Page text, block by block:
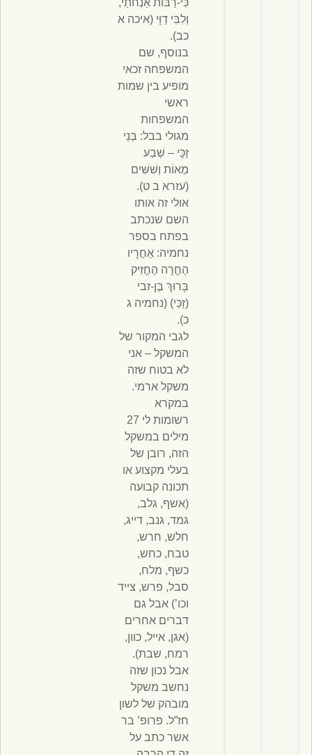
וְלִבִּי דַוָּי (איכה א
כב).
בנוסף, שם
המשפחה זכאי
מופיע בין שמות
ראשי
המשפחות
מגולי בבל: בְּנֵי
זַכָּי – שְׁבַע
מֵאוֹת וְשִׁשִּׁים
(עזרא ב ט).
אולי זה אותו
השם שנכתב
בפתח בספר
נחמיה: אַחֲרָיו
הֶחֱרָה הֶחֱזִיק
בָּרוּךְ בֶּן-זבי
(זַכַּי) (נחמיה ג
כ).
לגבי המקור של
המשקל – אני
לא בטוח שזה
משקל ארמי.
במקרא
רשומות לי 27
מילים במשקל
הזה, רובן של
בעלי מקצוע או
תכונה קבועה
(אשף, גלב,
גמד, גנב, דייג,
חלש, חרש,
טבח, כחש,
כשף, מלח,
סבל, פרש, צייד
וכו’) אבל גם
דברים אחרים
(אגן, אייל, כוון,
רמח, שבת).
אבל נכון שזה
נחשב משקל
מובהק של לשון
חז”ל. פרופ’ בר
אשר כתב על